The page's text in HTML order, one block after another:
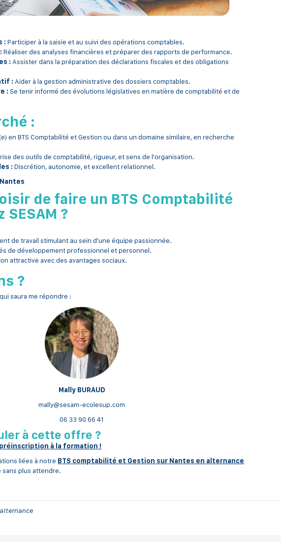
: Participer à la saisie et au suivi des opérations comptables.
Réaliser des analyses financières et préparer des rapports de performance.
: Assister dans la préparation des déclarations fiscales et des obligations
: Aider à la gestion administrative des dossiers comptables.
: Se tenir informé des évolutions législatives en matière de comptabilité et de
:
en BTS Comptabilité et Gestion ou dans un domaine similaire, en recherche
des outils de comptabilité, rigueur, et sens de l'organisation.
: Discrétion, autonomie, et excellent relationnel.
de faire un BTS Comptabilité
?
de travail stimulant au sein d'une équipe passionnée.
de développement professionnel et personnel.
attractive avec des avantages sociaux.
?
saura me répondre :
Mally BURAUD
mally@sesam-ecolesup.com
06 33 90 66 41
à cette offre ?
préinscription à la formation !
liées à notre BTS comptabilité et Gestion sur Nantes en alternance
sans plus attendre.